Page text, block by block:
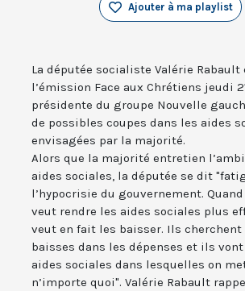
Ajouter à ma playlist
La députée socialiste Valérie Rabault
l’émission Face aux Chrétiens jeudi
présidente du groupe Nouvelle
de possibles coupes dans les aides
envisagées par la majorité.
Alors que la majorité entretien
aides sociales, la députée se dit
l’hypocrisie du gouvernement.
veut rendre les aides sociales plus
veut en fait les baisser. Ils
baisses dans les dépenses et ils vont
aides sociales dans lesquelles on
n’importe quoi". Valérie Rabault